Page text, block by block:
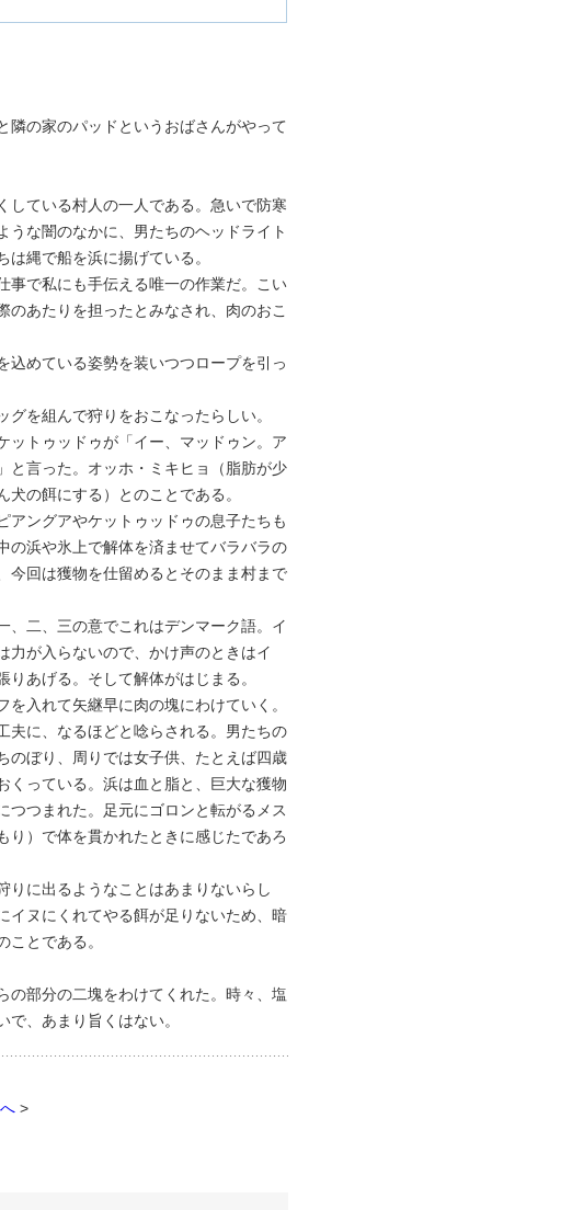
の家のパッドというおばさんがやって
ている村人の一人である。急いで防寒
な闇のなかに、男たちのヘッドライト
縄で船を浜に揚げている。
で私にも手伝える唯一の作業だ。こい
あたりを担ったとみなされ、肉のおこ
込めている姿勢を装いつつロープを引っ
を組んで狩りをおこなったらしい。
ットゥッドゥが「イー、マッドゥン。ア
と言った。オッホ・ミキヒョ（脂肪が少
の餌にする）とのことである。
ングアやケットゥッドゥの息子たちも
の浜や氷上で解体を済ませてバラバラの
今回は獲物を仕留めるとそのまま村まで
二、三の意でこれはデンマーク語。イ
力が入らないので、かけ声のときはイ
あげる。そして解体がはじまる。
入れて矢継早に肉の塊にわけていく。
夫に、なるほどと唸らされる。男たちの
のぼり、周りでは女子供、たとえば四歳
くっている。浜は血と脂と、巨大な獲物
つつまれた。足元にゴロンと転がるメス
り）で体を貫かれたときに感じたであろ
に出るようなことはあまりないらし
イヌにくれてやる餌が足りないため、暗
とである。
部分の二塊をわけてくれた。時々、塩
、あまり旨くはない。
>